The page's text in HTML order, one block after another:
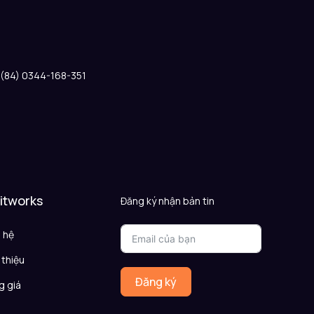
0344-168-351
hệ
giá
Đăng ký nhận bản tin
Đăng ký